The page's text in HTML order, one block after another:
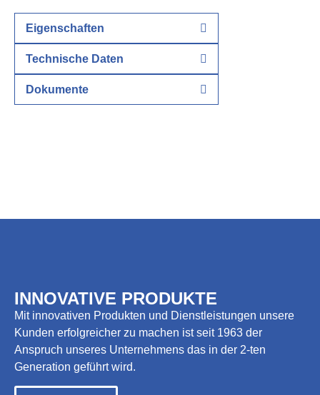
Eigenschaften
Technische Daten
Dokumente
INNOVATIVE PRODUKTE
Mit innovativen Produkten und Dienstleistungen unsere
Kunden erfolgreicher zu machen ist seit 1963 der
Anspruch unseres Unternehmens das in der 2-ten
Generation geführt wird.